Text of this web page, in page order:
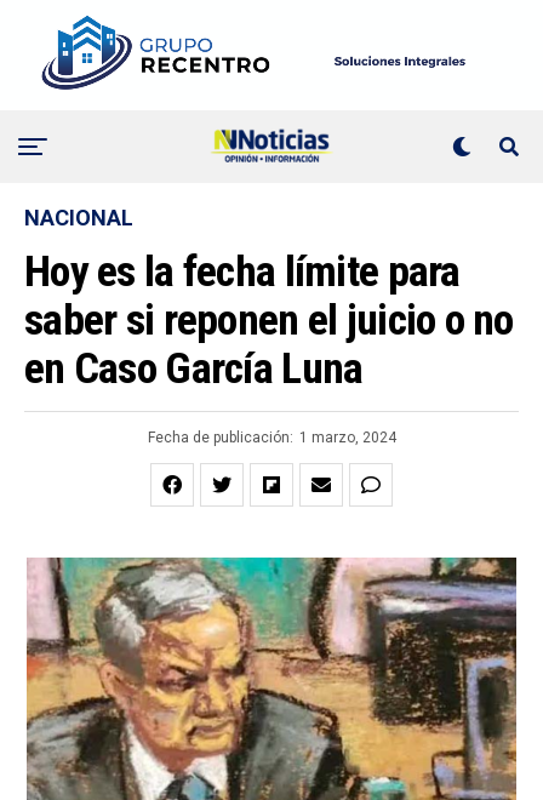
NACIONAL
Hoy es la fecha límite para
saber si reponen el juicio o no
en Caso García Luna
Fecha de publicación: 1 marzo, 2024